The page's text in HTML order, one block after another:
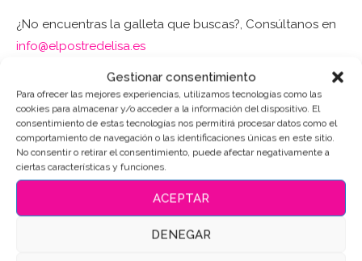
Gestionar consentimiento
Para ofrecer las mejores experiencias, utilizamos tecnologías como las
cookies para almacenar y/o acceder a la información del dispositivo. El
consentimiento de estas tecnologías nos permitirá procesar datos como el
comportamiento de navegación o las identificaciones únicas en este sitio.
No consentir o retirar el consentimiento, puede afectar negativamente a
ciertas características y funciones.
ACEPTAR
DENEGAR
¿No encuentras la galleta que buscas?, Consúltanos en
info@elpostredelisa.es
Puedes consultar los ingredientes aquí
AÑADIR AL CARRITO
SKU:10859
Personajes-Dibujos